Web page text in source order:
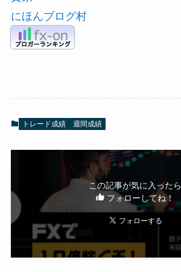
にほんブログ村
トレード成績 週間成績
この記事が気に入ったら
フォローしてね！